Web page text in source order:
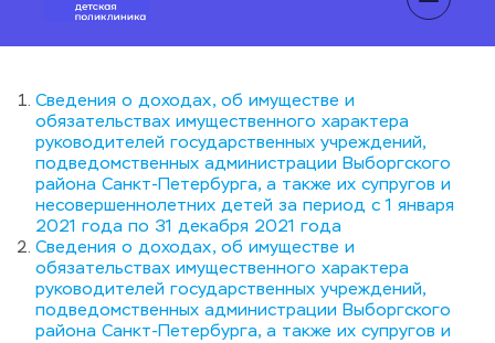
Сведения о доходах, об имуществе и
обязательствах имущественного характера
руководителей государственных учреждений,
подведомственных администрации Выборгского
района Санкт-Петербурга, а также их супругов и
несовершеннолетних детей за период с 1 января
2021 года по 31 декабря 2021 года
Сведения о доходах, об имуществе и
обязательствах имущественного характера
руководителей государственных учреждений,
подведомственных администрации Выборгского
района Санкт-Петербурга, а также их супругов и